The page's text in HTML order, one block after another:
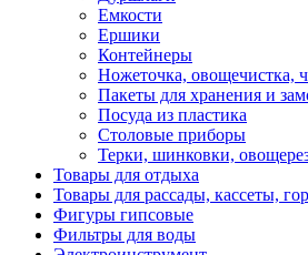
Емкости
Ершики
Контейнеры
Ножеточка, овощечистка,
Пакеты для хранения и
Посуда из пластика
Столовые приборы
Терки, шинковки,
Товары для отдыха
Товары для рассады, кассеты,
Фигуры гипсовые
Фильтры для воды